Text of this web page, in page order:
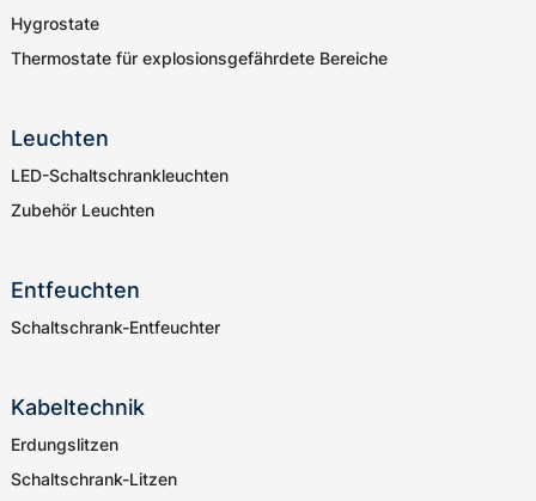
Hygrostate
Thermostate für explosionsgefährdete Bereiche
Leuchten
LED-Schaltschrankleuchten
Zubehör Leuchten
Entfeuchten
Schaltschrank-Entfeuchter
Kabeltechnik
Erdungslitzen
Schaltschrank-Litzen